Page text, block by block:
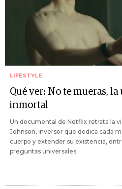
LIFESTYLE
Qué ver: No te mueras,
inmortal
Un documental de Netflix retrata la
Johnson, inversor que dedica cada
cuerpo y extender su existencia,
preguntas universales.